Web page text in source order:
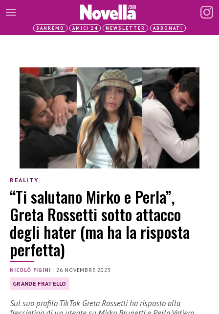
SANREMO AMICI 24 NEWSLETTER ABBONATI
REALITY
“Ti salutano Mirko e Perla”,
Greta Rossetti sotto attacco
degli hater (ma ha la risposta
perfetta)
NICOLÒ FIGINI | 26 NOVEMBRE 2023
GRANDE FRATELLO
Sul suo profilo TikTok Greta Rossetti ha risposto alla